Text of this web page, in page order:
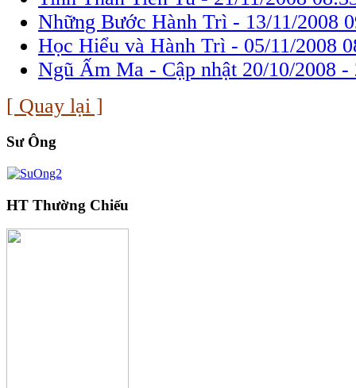
Những Bước Hành Trì - 13/11/2008
Học Hiểu và Hành Trì - 05/11/2008
Ngũ Ấm Ma - Cập nhật 20/10/2008 -
[ Quay lại ]
Sư Ông
HT Thường Chiếu